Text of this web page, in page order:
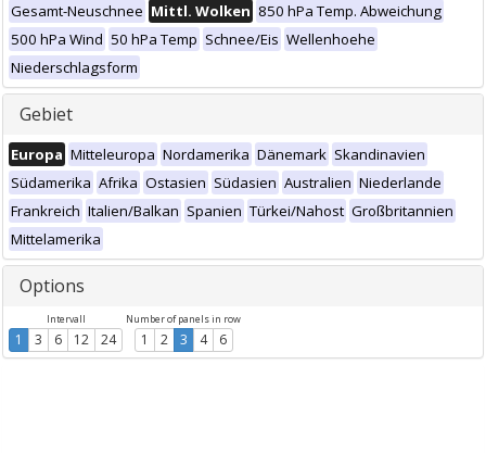
Gesamt-Neuschnee Mittl. Wolken 850 hPa Temp. Abweichung
500 hPa Wind 50 hPa Temp Schnee/Eis Wellenhoehe
Niederschlagsform
Gebiet
Europa Mitteleuropa Nordamerika Dänemark Skandinavien
Südamerika Afrika Ostasien Südasien Australien Niederlande
Frankreich Italien/Balkan Spanien Türkei/Nahost Großbritannien
Mittelamerika
Options
Intervall
1 3 6 12 24
Number of panels in row
1 2 3 4 6